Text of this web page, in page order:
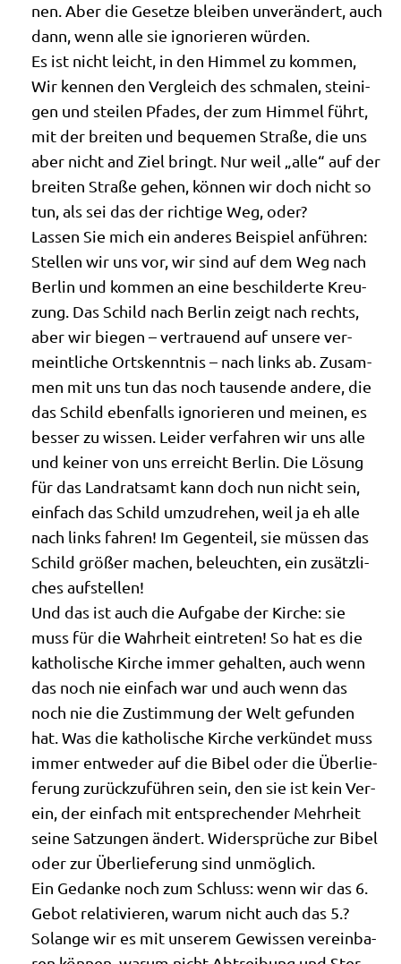
nen. Aber die Geset­ze blei­ben unver­än­dert, auch
dann, wenn alle sie igno­rie­ren würden.
Es ist nicht leicht, in den Him­mel zu kom­men,
Wir ken­nen den Ver­gleich des schma­len, stei­ni­
gen und stei­len Pfa­des, der zum Him­mel führt,
mit der brei­ten und beque­men Stra­ße, die uns
aber nicht and Ziel bringt. Nur weil „alle“ auf der
brei­ten Stra­ße gehen, kön­nen wir doch nicht so
tun, als sei das der rich­ti­ge Weg, oder?
Las­sen Sie mich ein ande­res Bei­spiel anfüh­ren:
Stel­len wir uns vor, wir sind auf dem Weg nach
Ber­lin und kom­men an eine beschil­der­te Kreu­
zung. Das Schild nach Ber­lin zeigt nach rechts,
aber wir bie­gen – ver­trau­end auf unse­re ver­
meint­li­che Orts­kennt­nis – nach links ab. Zusam­
men mit uns tun das noch tau­sen­de ande­re, die
das Schild eben­falls igno­rie­ren und mei­nen, es
bes­ser zu wis­sen. Lei­der ver­fah­ren wir uns alle
und kei­ner von uns erreicht Ber­lin. Die Lösung
für das Land­rats­amt kann doch nun nicht sein,
ein­fach das Schild umzu­dre­hen, weil ja eh alle
nach links fah­ren! Im Gegen­teil, sie müs­sen das
Schild grö­ßer machen, beleuch­ten, ein zusätz­li­
ches aufstellen!
Und das ist auch die Auf­ga­be der Kir­che: sie
muss für die Wahr­heit ein­tre­ten! So hat es die
katho­li­sche Kir­che immer gehal­ten, auch wenn
das noch nie ein­fach war und auch wenn das
noch nie die Zustim­mung der Welt gefun­den
hat. Was die katho­li­sche Kir­che ver­kün­det muss
immer ent­we­der auf die Bibel oder die Über­lie­
fe­rung zurück­zu­füh­ren sein, den sie ist kein Ver­
ein, der ein­fach mit ent­spre­chen­der Mehr­heit
sei­ne Sat­zun­gen ändert. Wider­sprü­che zur Bibel
oder zur Über­lie­fe­rung sind unmöglich.
Ein Gedan­ke noch zum Schluss: wenn wir das 6.
Gebot rela­ti­vie­ren, war­um nicht auch das 5.?
Solan­ge wir es mit unse­rem Gewis­sen ver­ein­ba­